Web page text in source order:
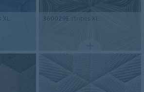
XL 360029E stripes XL